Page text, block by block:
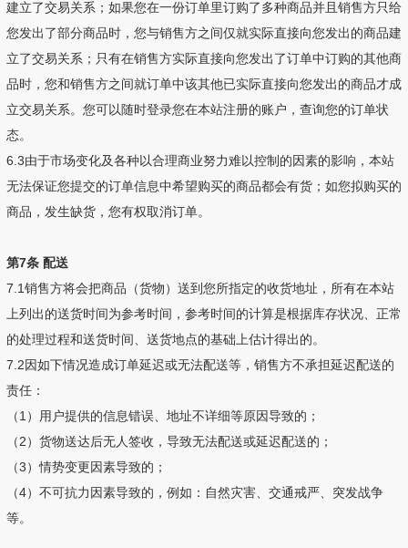
建立了交易关系；如果您在一份订单里订购了多种商品并且销售方只给
您发出了部分商品时，您与销售方之间仅就实际直接向您发出的商品建
立了交易关系；只有在销售方实际直接向您发出了订单中订购的其他商
品时，您和销售方之间就订单中该其他已实际直接向您发出的商品才成
立交易关系。您可以随时登录您在本站注册的账户，查询您的订单状
态。
6.3由于市场变化及各种以合理商业努力难以控制的因素的影响，本站
无法保证您提交的订单信息中希望购买的商品都会有货；如您拟购买的
商品，发生缺货，您有权取消订单。
第7条 配送
7.1销售方将会把商品（货物）送到您所指定的收货地址，所有在本站
上列出的送货时间为参考时间，参考时间的计算是根据库存状况、正常
的处理过程和送货时间、送货地点的基础上估计得出的。
7.2因如下情况造成订单延迟或无法配送等，销售方不承担延迟配送的
责任：
（1）用户提供的信息错误、地址不详细等原因导致的；
（2）货物送达后无人签收，导致无法配送或延迟配送的；
（3）情势变更因素导致的；
（4）不可抗力因素导致的，例如：自然灾害、交通戒严、突发战争
等。